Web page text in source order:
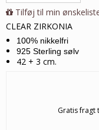
Tilføj til min
CLEAR ZIRKONIA
100% nikkelfri
925 Sterling sølv
42 + 3 cm.
Gratis fragt